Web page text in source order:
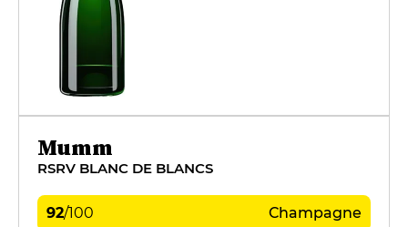
Mumm
RSRV BLANC DE BLANCS
92/100 Champagne